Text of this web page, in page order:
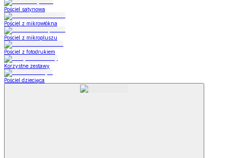
Pościel satynowa
Pościel z mikrowłókna
Pościel z mikropluszu
Pościel z fotodrukiem
Korzystne zestawy
Pościel dziecięca